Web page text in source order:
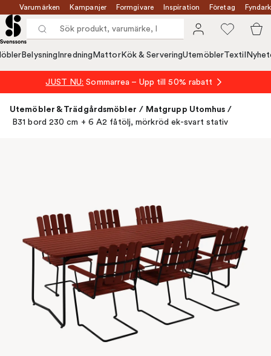
Varumärken Kampanjer Formgivare Inspiration Företag
Belysning Inredning MattorKök & ServeringUtemöblerTextil
JUST NU: Sommarrea – Upp till 50% rabatt
Utemöbler & Trädgårdsmöbler / Matgrupp Utomhus /
B31 bord 230 cm + 6 A2 fåtölj, mörkröd ek-svart stativ